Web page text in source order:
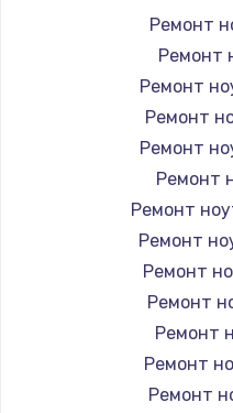
Ремонт
Ремонт
Ремонт
Ремонт
Ремонт
Ремонт
Ремонт
Ремонт
Ремонт
Ремонт
Ремонт
Ремонт
Ремонт